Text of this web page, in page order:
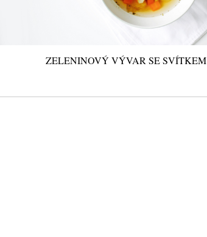
ZELENINOVÝ VÝVAR SE SVÍTKEM